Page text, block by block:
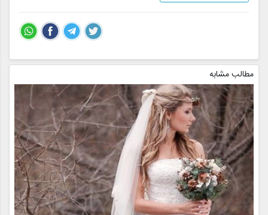
مطالب مشابه